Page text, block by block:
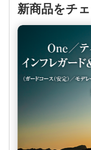
向けた取り組み強
投資信託に係るリ
投資信託取引規定
投資信託の一部フ
変更させていただ
新商品をチ